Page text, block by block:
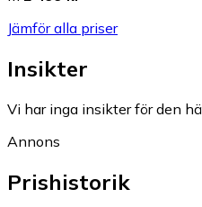
Jämför alla priser
Insikter
Vi har inga insikter för den
Annons
Prishistorik